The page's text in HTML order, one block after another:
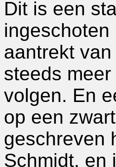
Dit is een
aantrekt
steeds
volgen. En
op een
geschreven
Schmidt, en